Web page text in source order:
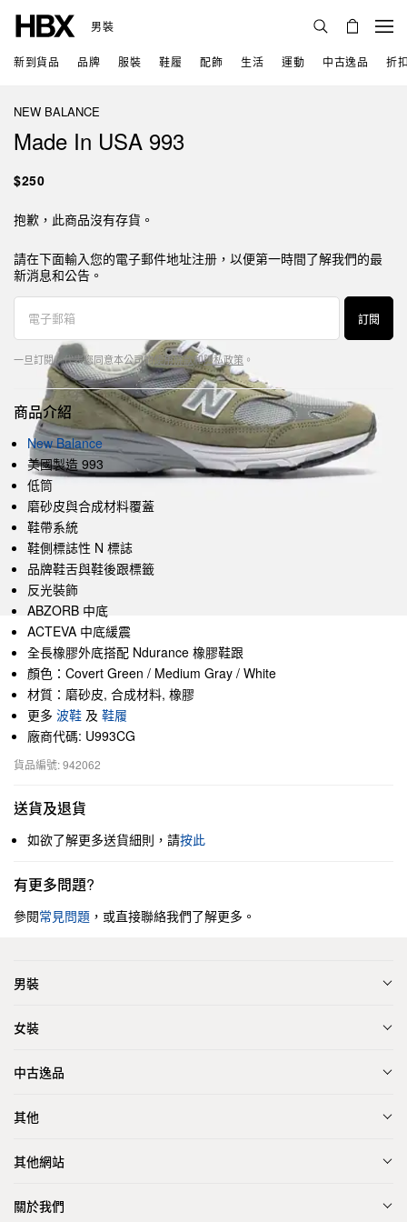
男裝
新到貨品 品牌 服裝 鞋履 配飾 生活 運動 中古逸品 折
NEW BALANCE
Made In USA 993
$250
抱歉，此商品沒有存貨。
請在下面輸入您的電子郵件地址注册，以便第一時間了解我們的最
新消息和公告。
訂閱
一旦訂閱，代表您同意本公司的使用條款和隱私政策 。
商品介紹
New Balance
美國製造 993
低筒
磨砂皮與合成材料覆蓋
鞋帶系統
鞋側標誌性 N 標誌
品牌鞋舌與鞋後跟標籤
反光裝飾
ABZORB 中底
ACTEVA 中底緩震
全長橡膠外底搭配 Ndurance 橡膠鞋跟
顏色：Covert Green / Medium Gray / White
材質：磨砂皮, 合成材料, 橡膠
更多 波鞋 及 鞋履
廠商代碼: U993CG
貨品編號: 942062
送貨及退貨
如欲了解更多送貨細則，請按此
有更多問題?
參閱常見問題 ，或直接聯絡我們了解更多。
男裝
女裝
中古逸品
其他
其他網站
關於我們